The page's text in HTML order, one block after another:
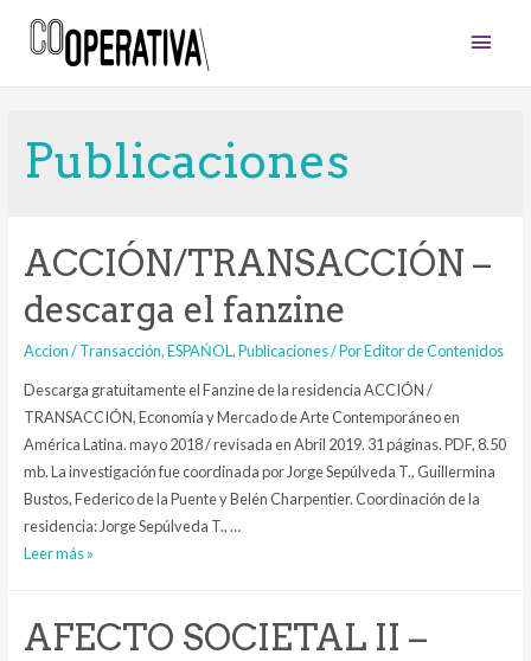
Publicaciones
ACCIÓN/TRANSACCIÓN –
descarga el fanzine
Accion / Transacción,ESPAŃOL,Publicaciones/ PorEditor de Contenidos
Descarga gratuitamente el Fanzine de la residencia ACCIÓN /
TRANSACCIÓN, Economía y Mercado de Arte Contemporáneo en
América Latina. mayo 2018 / revisada en Abril 2019. 31 páginas. PDF, 8.50
mb. La investigación fue coordinada por Jorge Sepúlveda T., Guillermina
Bustos, Federico de la Puente y Belén Charpentier. Coordinación de la
residencia: Jorge Sepúlveda T., …
ACCIÓN/TRANSACCIÓN
el
Leer más »
AFECTO SOCIETAL II –